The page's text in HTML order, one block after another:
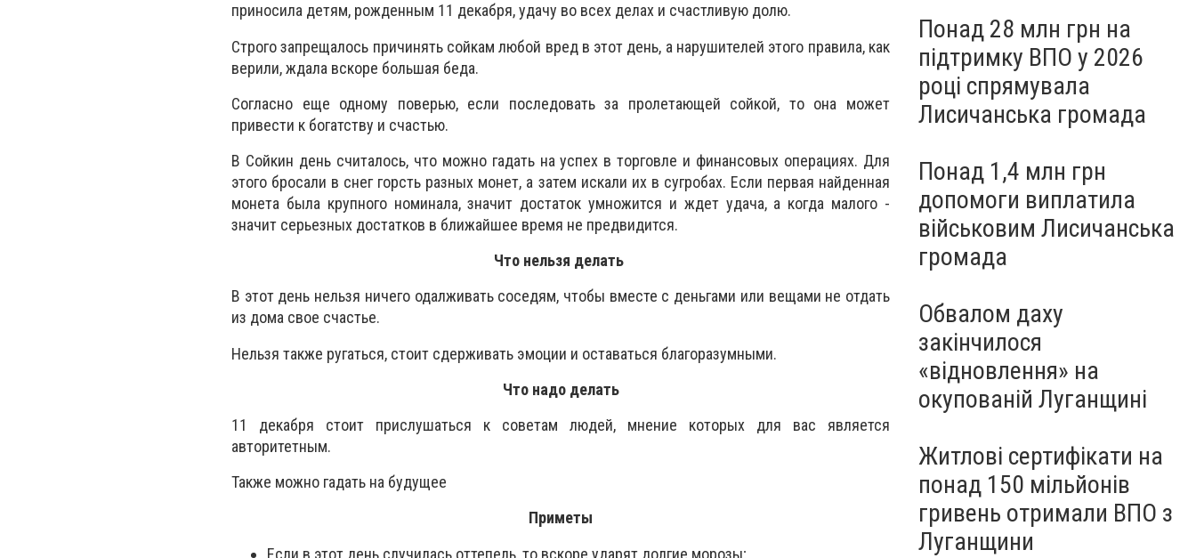
приносила детям, рожденным 11 декабря, удачу во всех делах и счастливую долю.
Строго запрещалось причинять сойкам любой вред в этот день, а нарушителей этого правила, как
верили, ждала вскоре большая беда.
Согласно еще одному поверью, если последовать за пролетающей сойкой, то она может
привести к богатству и счастью.
В Сойкин день считалось, что можно гадать на успех в торговле и финансовых операциях. Для
этого бросали в снег горсть разных монет, а затем искали их в сугробах. Если первая найденная
монета была крупного номинала, значит достаток умножится и ждет удача, а когда малого -
значит серьезных достатков в ближайшее время не предвидится.
Что нельзя делать
В этот день нельзя ничего одалживать соседям, чтобы вместе с деньгами или вещами не отдать
из дома свое счастье.
Нельзя также ругаться, стоит сдерживать эмоции и оставаться благоразумными.
Что надо делать
11 декабря стоит прислушаться к советам людей, мнение которых для вас является
авторитетным.
Также можно гадать на будущее
Приметы
Если в этот день случилась оттепель, то вскоре ударят долгие морозы;
Понад 28 млн грн на
підтримку ВПО у 2026
році спрямувала
Лисичанська громада
Понад 1,4 млн грн
допомоги виплатила
військовим Лисичанська
громада
Обвалом даху
закінчилося
«відновлення» на
окупованій Луганщині
Житлові сертифікати на
понад 150 мільйонів
гривень отримали ВПО з
Луганщини